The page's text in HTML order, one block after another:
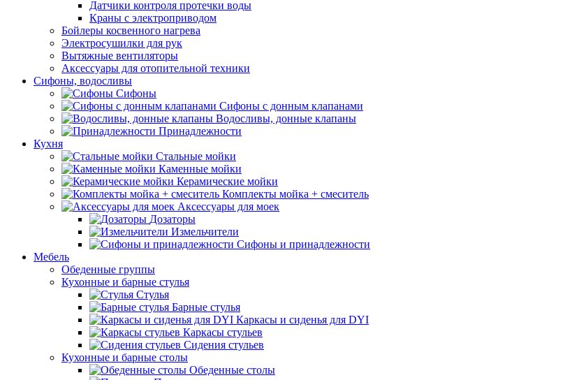
Датчики контроля протечки воды
Краны с электроприводом
Бойлеры косвенного нагрева
Электросушилки для рук
Вытяжные вентиляторы
Аксессуары для отопительной техники
Сифоны, водосливы
Сифоны
Сифоны с донным клапанами
Водосливы, донные клапаны
Принадлежности
Кухня
Стальные мойки
Каменные мойки
Керамические мойки
Комплекты мойка + смеситель
Аксессуары для моек
Дозаторы
Измельчители
Сифоны и принадлежности
Мебель
Обеденные группы
Кухонные и барные стулья
Стулья
Барные стулья
Каркасы и сиденья для DYI
Каркасы стульев
Сидения стульев
Кухонные и барные столы
Обеденные столы